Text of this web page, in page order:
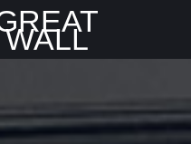
WALL